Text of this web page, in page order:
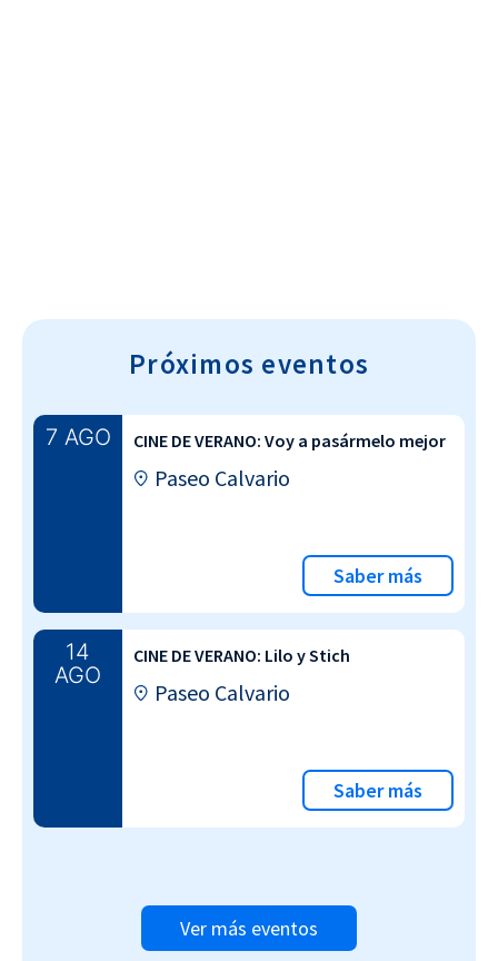
Próximos eventos
7 AGO CINE DE VERANO: Voy a pasármelo mejor
Paseo Calvario
Saber más
14
AGO
CINE DE VERANO: Lilo y Stich
Paseo Calvario
Saber más
Ver más eventos